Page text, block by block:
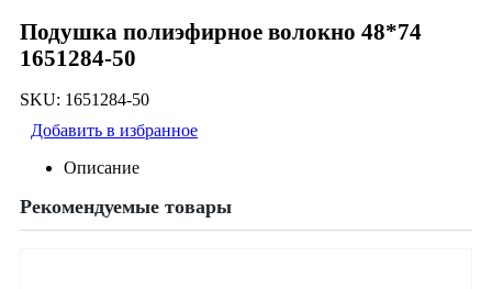
Подушка полиэфирное волокно 48*74
1651284-50
SKU: 1651284-50
Добавить в избранное
Описание
Рекомендуемые товары